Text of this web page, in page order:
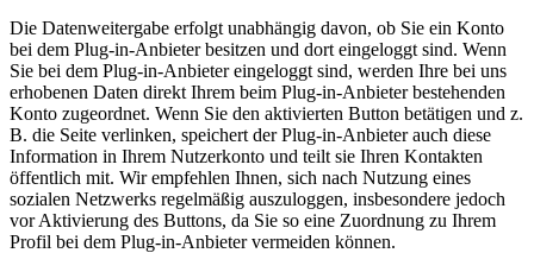
Die Datenweitergabe erfolgt unabhängig davon, ob Sie ein Konto
bei dem Plug-in-Anbieter besitzen und dort eingeloggt sind. Wenn
Sie bei dem Plug-in-Anbieter eingeloggt sind, werden Ihre bei uns
erhobenen Daten direkt Ihrem beim Plug-in-Anbieter bestehenden
Konto zugeordnet. Wenn Sie den aktivierten Button betätigen und z.
B. die Seite verlinken, speichert der Plug-in-Anbieter auch diese
Information in Ihrem Nutzerkonto und teilt sie Ihren Kontakten
öffentlich mit. Wir empfehlen Ihnen, sich nach Nutzung eines
sozialen Netzwerks regelmäßig auszuloggen, insbesondere jedoch
vor Aktivierung des Buttons, da Sie so eine Zuordnung zu Ihrem
Profil bei dem Plug-in-Anbieter vermeiden können.